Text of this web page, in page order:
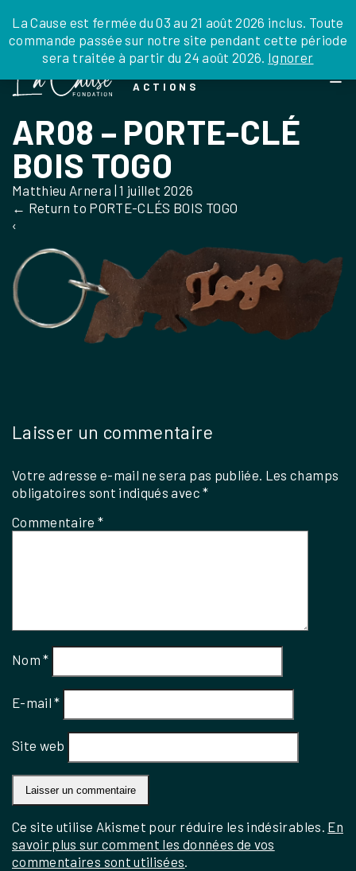
to
the
La Cause est fermée du 03 au 21 août 2026 inclus. Toute
commande passée sur notre site pendant cette période
sera traitée à partir du 24 août 2026. Ignorer
JE DONNE JE PARRAINE NOUS SOUTENIR
DEPUIS LA FRANCE
DEPUIS L’INTERNATIONAL
EN TANT QU’ORGANISATION
LEGS, LIBÉRALITÉS
0 ARTICLE
ACTIONS
AR08 – PORTE-CLÉ
BOIS TOGO
Matthieu Arnera |1 juillet 2026
← Return to PORTE-CLÉS BOIS TOGO
‹
Laisser un commentaire
Votre adresse e-mail ne sera pas publiée. Les champs
obligatoires sont indiqués avec*
Commentaire*
Nom*
E-mail*
Site web
Ce site utilise Akismet pour réduire les indésirables. En
savoir plus sur comment les données de vos
commentaires sont utilisées.